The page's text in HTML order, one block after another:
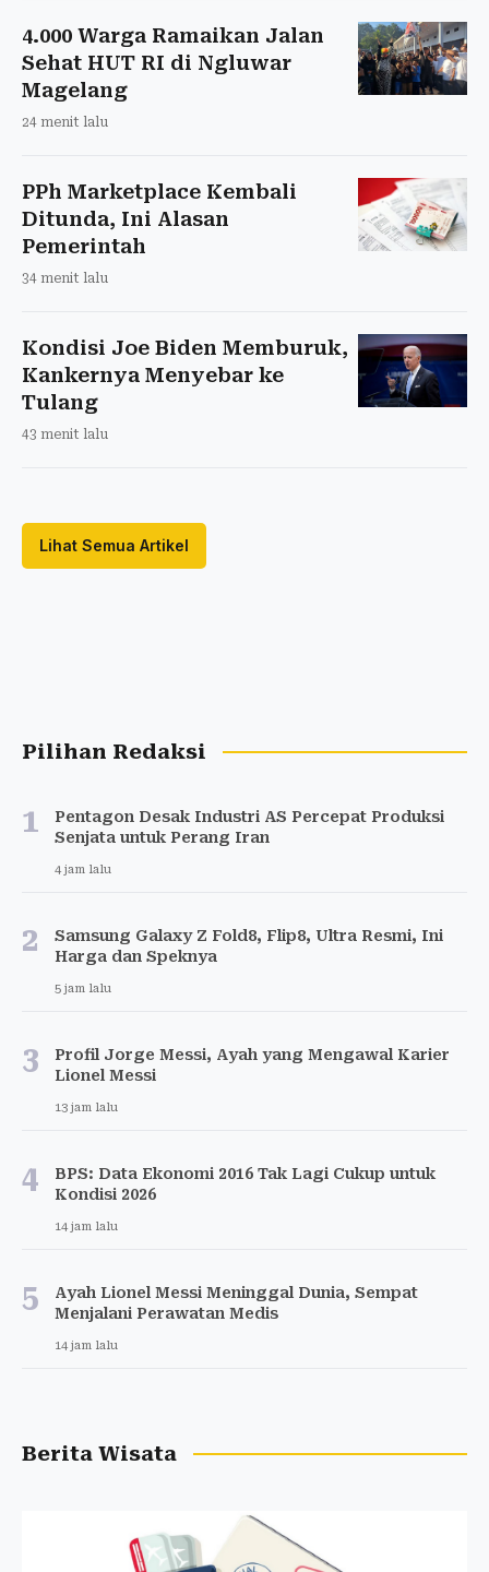
4.000 Warga Ramaikan Jalan
Sehat HUT RI di Ngluwar
Magelang
24 menit lalu
PPh Marketplace Kembali
Ditunda, Ini Alasan
Pemerintah
34 menit lalu
Kondisi Joe Biden Memburuk,
Kankernya Menyebar ke
Tulang
43 menit lalu
Lihat Semua Artikel
Pilihan Redaksi
1
Pentagon Desak Industri AS Percepat Produksi
Senjata untuk Perang Iran
4 jam lalu
2
Samsung Galaxy Z Fold8, Flip8, Ultra Resmi, Ini
Harga dan Speknya
5 jam lalu
3
Profil Jorge Messi, Ayah yang Mengawal Karier
Lionel Messi
13 jam lalu
4
BPS: Data Ekonomi 2016 Tak Lagi Cukup untuk
Kondisi 2026
14 jam lalu
5
Ayah Lionel Messi Meninggal Dunia, Sempat
Menjalani Perawatan Medis
14 jam lalu
Berita Wisata